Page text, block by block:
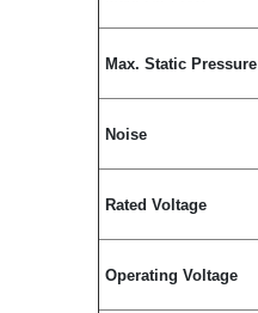
Max. Static Pressure
Noise
Rated Voltage
Operating Voltage